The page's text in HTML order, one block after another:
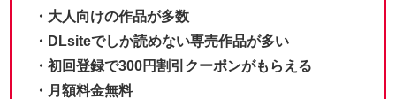
・大人向けの作品が多数
・DLsiteでしか読めない専売作品が多い
・初回登録で300円割引クーポンがもらえる
・月額料金無料